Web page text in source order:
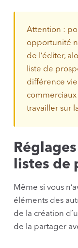
Attention :
opportunité
de l’éditer,
liste de
différence
travailler sur
listes de
Même si vous
éléments des
de la création
de la partager